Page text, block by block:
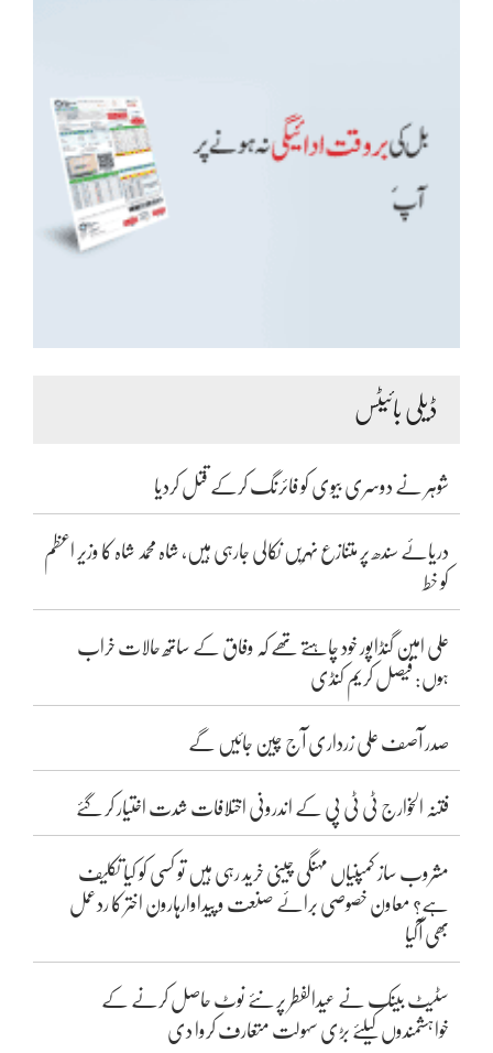
ڈیلی بائیٹس
شوہر نے دوسری بیوی کو فائرنگ کرکے قتل کردیا
دریائے سندھ پر متنازع نہریں نکالی جارہی ہیں، شاہ محمد شاہ کا وزیر اعظم
کو خط
علی امین گنڈاپور خود چاہتے تھے کہ وفاق کے ساتھ حالات خراب
ہوں: فیصل کریم کنڈی
صدر آصف علی زرداری آج چین جائیں گے
فتنہ الخوارج ٹی ٹی پی کے اندرونی اختلافات شدت اختیار کر گئے
مشروب ساز کمپنیاں مہنگی چینی خرید رہی ہیں تو کسی کو کیا تکلیف
ہے؟ معاون خصوصی برائے صنعت و پیداوارہارون اختر کا ردعمل
بھی آگیا
سٹیٹ بینک نے عیدالفطر پر نئے نوٹ حاصل کرنے کے
خواہشمندوں کیلئے بڑی سہولت متعارف کروا دی